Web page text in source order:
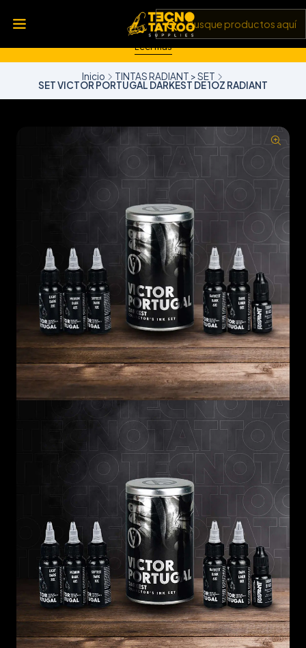
💥 Insumos, máquinas y tecnología de punta 💻 Todo lo que
necesitas para llevar tu arte al siguiente nivel 🎨 Calidad garantizada
Leer más
Inicio TINTAS RADIANT > SET
SET VICTOR PORTUGAL DARKEST DE 1OZ RADIANT